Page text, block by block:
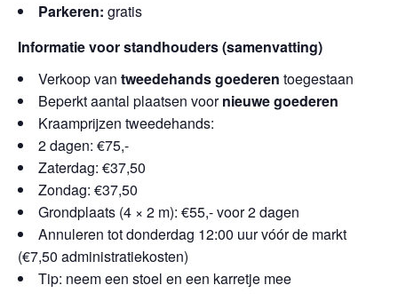
Parkeren: gratis
Informatie voor standhouders (samenvatting)
Verkoop van tweedehands goederen toegestaan
Beperkt aantal plaatsen voornieuwe goederen
Kraamprijzen tweedehands:
2 dagen: €75,-
Zaterdag: €37,50
Zondag: €37,50
Grondplaats (4 × 2 m): €55,- voor 2 dagen
Annuleren tot donderdag 12:00 uur vóór de markt
(€7,50 administratiekosten)
Tip: neem een stoel en een karretje mee